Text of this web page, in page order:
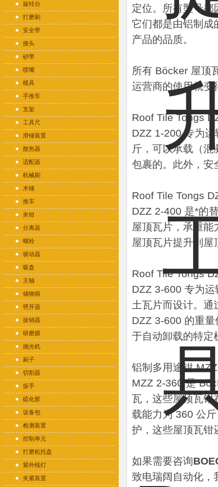
旋转台
打磨刷
安全带
接头
砂带
喷嘴
模具
手推车
支架
工具尺
滑锤装置
散热器
适配器
机械刷
木锤
推车
夹钳
分离器
螺栓
驱动器
吸盘
主轴
储物箱
劈开器
拔销器
研磨膜
抛光机
刷子
切割器
扳手
硫化胶
设备包
检测装置
控制单元
打磨机托盘
紫外线灯
夹紧装置
定位。所有型号都
它们都是由铝制成
产品的品质。
所有 Böcker 屋顶
运营商的使用就变
Roof Tile Tongs
DZZ 1-200 专为
斤，可以承载（
包裹的。此外，安
Roof Tile Tongs
DZZ 2-400 是*的
屋顶瓦片，承重
屋顶瓦片提升到
Roof Tile Tongs
DZZ 3-600 专为
土瓦片而设计。通
DZZ 3-600 的重
于自动卸载的特定
铝制多用途钳
MZZ 2-360 是
瓦，这些屋顶瓦钳
载能力为 360 公
护，这些屋顶瓦钳
如果需要咨询
致电瑞阔自动化，